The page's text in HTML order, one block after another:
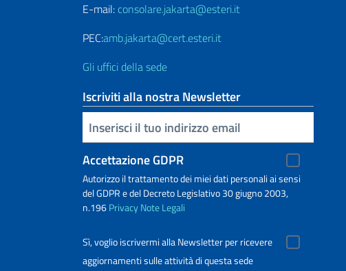
E-mail: consolare.jakarta@esteri.it
PEC:amb.jakarta@cert.esteri.it
Gli uffici della sede
Iscriviti alla nostra Newsletter
Inserisci la tua email
Accettazione GDPR
Autorizzo il trattamento dei miei dati personali ai sensi
del GDPR e del Decreto Legislativo 30 giugno 2003,
n.196PrivacyNote Legali
Sì, voglio iscrivermi alla Newsletter per ricevere
aggiornamenti sulle attività di questa sede